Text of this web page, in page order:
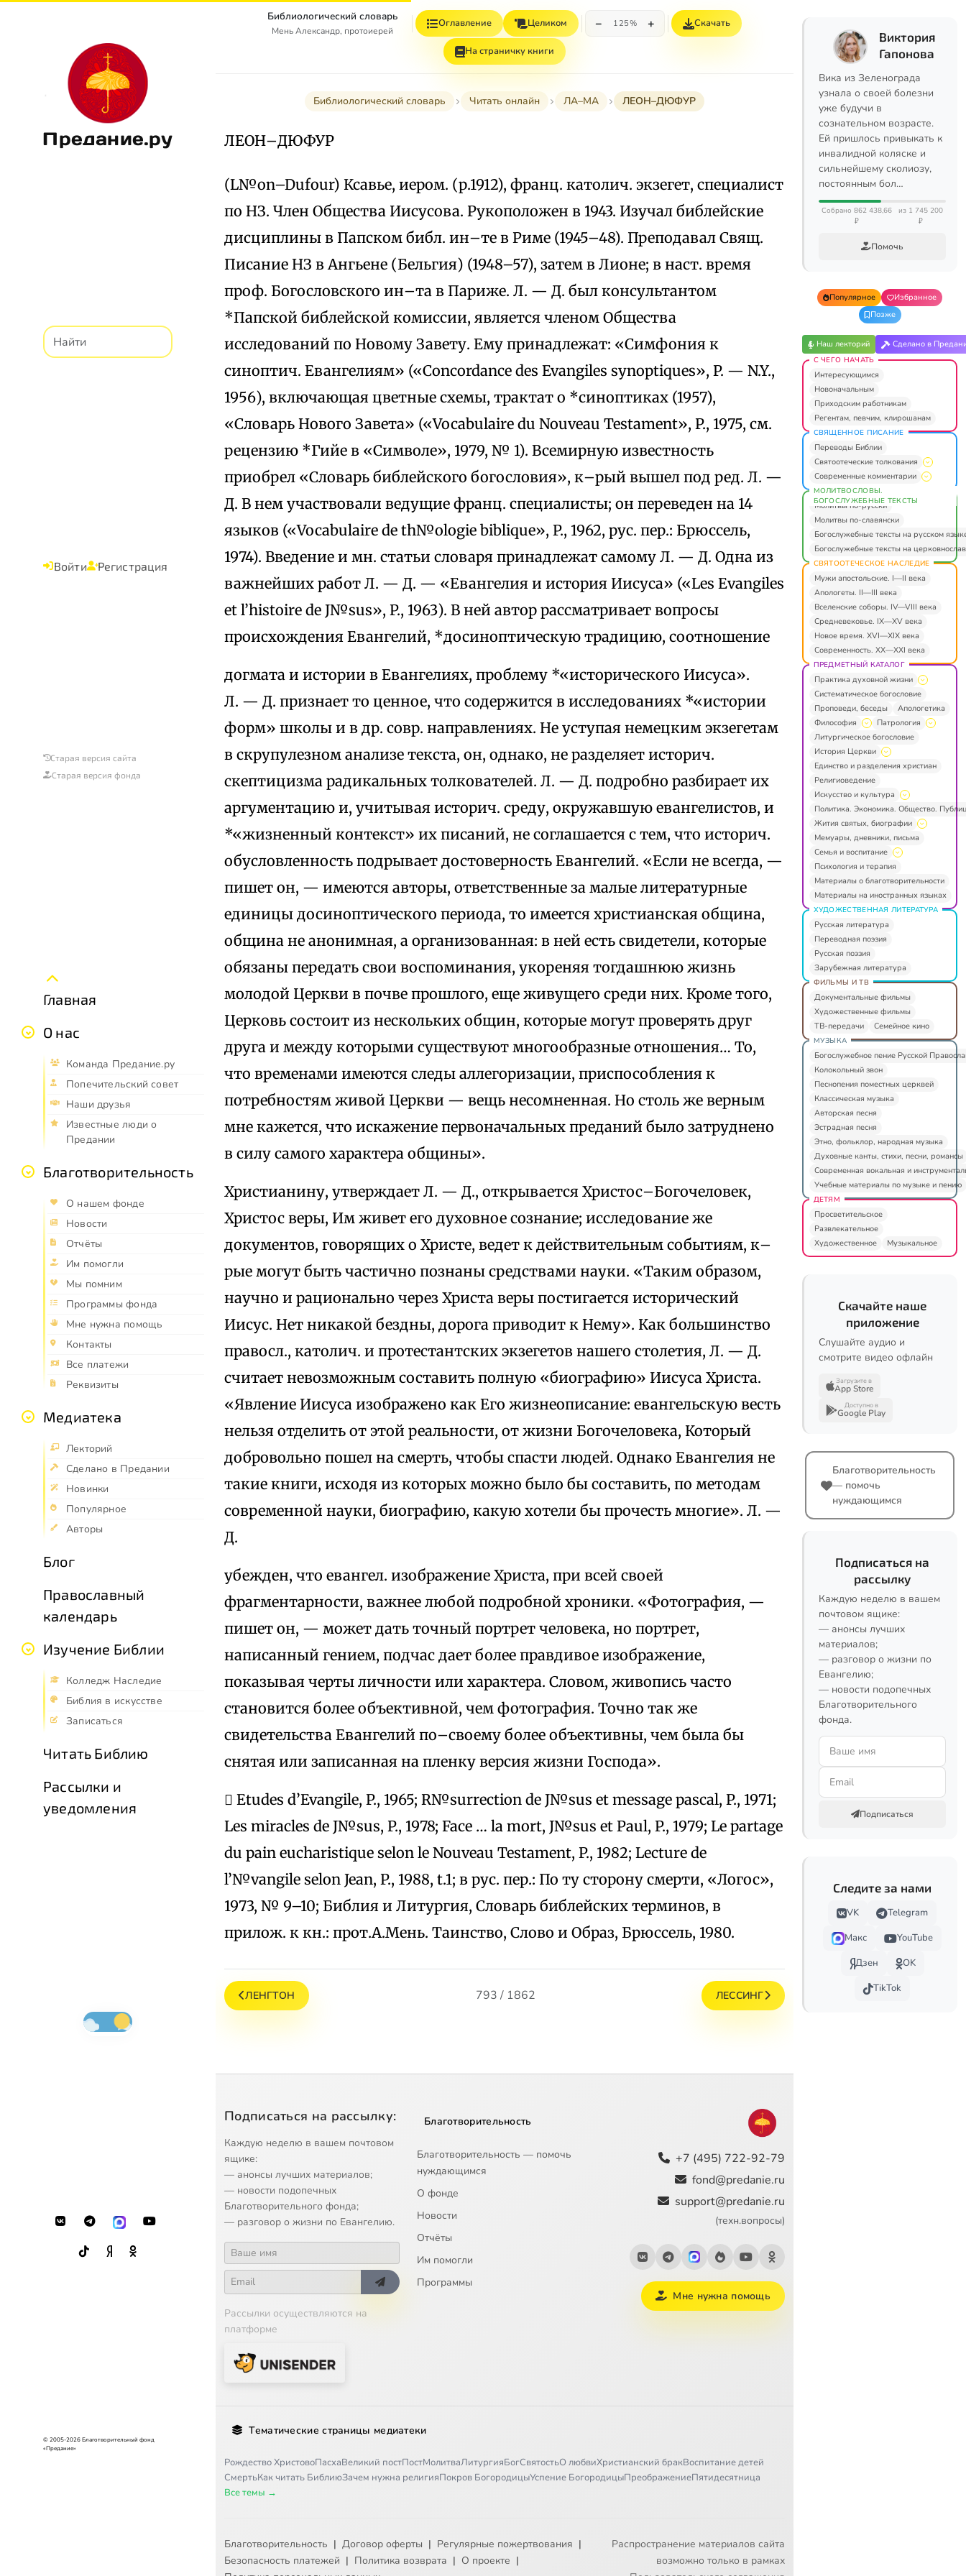
Предание.ру
Войти Регистрация
Старая версия сайта
Старая версия фонда
Главная
О нас
Команда Предание.ру
Попечительский совет
Наши друзья
Известные люди о
Предании
Благотворительность
О нашем фонде
Новости
Отчёты
Им помогли
Мы помним
Программы фонда
Мне нужна помощь
Контакты
Все платежи
Реквизиты
Медиатека
Лекторий
Сделано в Предании
Новинки
Популярное
Авторы
Блог
Православный
календарь
Изучение Библии
Колледж Наследие
Библия в искусстве
Записаться
Читать Библию
Рассылки и
уведомления
© 2005-2026 Благотворительный фонд
«Предание»
Библиологический словарь
Мень Александр, протоиерей
Оглавление Целиком − 125% + Скачать
На страничку книги
Библиологический словарь Читать онлайн ЛА–МА ЛЕОН–ДЮФУР
ЛЕОН–ДЮФУР
(L№on–Dufour) Ксавье, иером. (р.1912), франц. католич. экзегет, специалист
по НЗ. Член Общества Иисусова. Рукоположен в 1943. Изучал библейские
дисциплины в Папском библ. ин–те в Риме (1945–48). Преподавал Свящ.
Писание НЗ в Ангьене (Бельгия) (1948–57), затем в Лионе; в наст. время
проф. Богословского ин–та в Париже. Л. — Д. был консультантом
*Папской библейской комиссии, является членом Общества
исследований по Новому Завету. Ему принадлежат: «Симфония к
синоптич. Евангелиям» («Concordance des Evangiles synoptiques», P. — N.Y.,
1956), включающая цветные схемы, трактат о *синоптиках (1957),
«Словарь Нового Завета» («Vocabulaire du Nouveau Testament», P., 1975, см.
рецензию *Гийе в «Символе», 1979, № 1). Всемирную известность
приобрел «Словарь библейского богословия», к–рый вышел под ред. Л. —
Д. В нем участвовали ведущие франц. специалисты; он переведен на 14
языков («Vocabulaire de th№ologie biblique», P., 1962, рус. пер.: Брюссель,
1974). Введение и мн. статьи словаря принадлежат самому Л. — Д. Одна из
важнейших работ Л. — Д. — «Евангелия и история Иисуса» («Les Еvangiles
et l’histoire de J№sus», P., 1963). В ней автор рассматривает вопросы
происхождения Евангелий, *досиноптическую традицию, соотношение
догмата и истории в Евангелиях, проблему *«исторического Иисуса».
Л. — Д. признает то ценное, что содержится в исследованиях *«истории
форм» школы и в др. совр. направлениях. Не уступая немецким экзегетам
в скрупулезном анализе текста, он, однако, не разделяет историч.
скептицизма радикальных толкователей. Л. — Д. подробно разбирает их
аргументацию и, учитывая историч. среду, окружавшую евангелистов, и
*«жизненный контекст» их писаний, не соглашается с тем, что историч.
обусловленность подрывает достоверность Евангелий. «Если не всегда, —
пишет он, — имеются авторы, ответственные за малые литературные
единицы досиноптического периода, то имеется христианская община,
община не анонимная, а организованная: в ней есть свидетели, которые
обязаны передать свои воспоминания, укореняя тогдашнюю жизнь
молодой Церкви в почве прошлого, еще живущего среди них. Кроме того,
Церковь состоит из нескольких общин, которые могут проверять друг
друга и между которыми существуют многообразные отношения… То,
что временами имеются следы аллегоризации, приспособления к
потребностям живой Церкви — вещь несомненная. Но столь же верным
мне кажется, что искажение первоначальных преданий было затруднено
в силу самого характера общины».
Христианину, утверждает Л. — Д., открывается Христос–Богочеловек,
Христос веры, Им живет его духовное сознание; исследование же
документов, говорящих о Христе, ведет к действительным событиям, к–
рые могут быть частично познаны средствами науки. «Таким образом,
научно и рационально через Христа веры постигается исторический
Иисус. Нет никакой бездны, дорога приводит к Нему». Как большинство
правосл., католич. и протестантских экзегетов нашего столетия, Л. — Д.
считает невозможным составить полную «биографию» Иисуса Христа.
«Явление Иисуса изображено как Его жизнеописание: евангельскую весть
нельзя отделить от этой реальности, от жизни Богочеловека, Который
добровольно пошел на смерть, чтобы спасти людей. Однако Евангелия не
такие книги, исходя из которых можно было бы составить, по методам
современной науки, биографию, какую хотели бы прочесть многие». Л. —
Д.
убежден, что евангел. изображение Христа, при всей своей
фрагментарности, важнее любой подробной хроники. «Фотография, —
пишет он, — может дать точный портрет человека, но портрет,
написанный гением, подчас дает более правдивое изображение,
показывая черты личности или характера. Словом, живопись часто
становится более объективной, чем фотография. Точно так же
свидетельства Евангелий по–своему более объективны, чем была бы
снятая или записанная на пленку версия жизни Господа».
 Etudes d’Evangile, P., 1965; R№surrection de J№sus et message pascal, P., 1971;
Les miracles de J№sus, P., 1978; Face … la mort, J№sus et Paul, P., 1979; Le partage
du pain eucharistique selon le Nouveau Testament, P., 1982; Lecture de
l’№vangile selon Jean, P., 1988, t.1; в рус. пер.: По ту сторону смерти, «Логос»,
1973, № 9–10; Библия и Литургия, Словарь библейских терминов, в
прилож. к кн.: прот.А.Мень. Таинство, Слово и Образ, Брюссель, 1980.
ЛЕНГТОН 793 / 1862 ЛЕССИНГ
Подписаться на рассылку:
Каждую неделю в вашем почтовом
ящике:
— анонсы лучших материалов;
— новости подопечных
Благотворительного фонда;
— разговор о жизни по Евангелию.
Рассылки осуществляются на
платформе
Благотворительность
Благотворительность — помочь
нуждающимся
О фонде
Новости
Отчёты
Им помогли
Программы
+7 (495) 722-92-79
fond@predanie.ru
support@predanie.ru
(техн.вопросы)
Мне нужна помощь
Тематические страницы медиатеки
Рождество ХристовоПасхаВеликий постПостМолитваЛитургияБогСвятостьО любвиХристианский бракВоспитание детей
СмертьКак читать БиблиюЗачем нужна религияПокров БогородицыУспение БогородицыПреображениеПятидесятница
Все темы →
Благотворительность | Договор оферты | Регулярные пожертвования |
Безопасность платежей | Политика возврата | О проекте |
Распространение материалов сайта
возможно только в рамках
Виктория
Гапонова
Вика из Зеленограда
узнала о своей болезни
уже будучи в
сознательном возрасте.
Ей пришлось привыкать к
инвалидной коляске и
сильнейшему сколиозу,
постоянным бол…
Собрано 862 438,66
₽
из 1 745 200
₽
Помочь
Популярное
Избранное
Позже
Наш лекторий Сделано в
С ЧЕГО НАЧАТЬ
Интересующимся
Новоначальным
Приходским работникам
Регентам, певчим, клирошанам
СВЯЩЕННОЕ ПИСАНИЕ
Переводы Библии
Святоотеческие толкования
Современные комментарии
МОЛИТВОСЛОВЫ.
БОГОСЛУЖЕБНЫЕ ТЕКСТЫ
Молитвы по-русски
Молитвы по-славянски
Богослужебные тексты на русском
Богослужебные тексты на
СВЯТООТЕЧЕСКОЕ НАСЛЕДИЕ
Мужи апостольские. I—II века
Апологеты. II—III века
Вселенские соборы. IV—VIII века
Средневековье. IX—XV века
Новое время. XVI—XIX века
Современность. XX—XXI века
ПРЕДМЕТНЫЙ КАТАЛОГ
Практика духовной жизни
Систематическое богословие
Проповеди, беседы
Апологетика
Философия
Патрология
Литургическое богословие
История Церкви
Единство и разделения христиан
Религиоведение
Искусство и культура
Политика. Экономика. Общество.
Жития святых, биографии
Мемуары, дневники, письма
Семья и воспитание
Психология и терапия
Материалы о благотворительности
Материалы на иностранных языках
ХУДОЖЕСТВЕННАЯ ЛИТЕРАТУРА
Русская литература
Переводная поэзия
Русская поэзия
Зарубежная литература
ФИЛЬМЫ И ТВ
Документальные фильмы
Художественные фильмы
ТВ-передачи
Семейное кино
МУЗЫКА
Богослужебное пение Русской
Колокольный звон
Песнопения поместных церквей
Классическая музыка
Авторская песня
Эстрадная песня
Этно, фольклор, народная музыка
Духовные канты, стихи, песни, романсы
Современная вокальная и
Учебные материалы по музыке и пению
ДЕТЯМ
Просветительское
Развлекательное
Художественное
Музыкальное
Скачайте наше
приложение
Слушайте аудио и
смотрите видео офлайн
Загрузите в
App Store
Доступно в
Google Play
Благотворительность
— помочь
нуждающимся
Подписаться на
рассылку
Каждую неделю в вашем
почтовом ящике:
— анонсы лучших
материалов;
— разговор о жизни по
Евангелию;
— новости подопечных
Благотворительного
фонда.
Подписаться
Следите за нами
VK
Telegram
Макс
YouTube
Дзен
OK
TikTok